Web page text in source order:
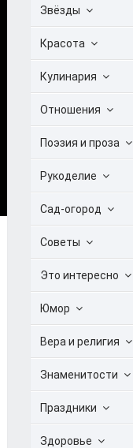
Звёзды
Красота
Кулинария
Отношения
Поэзия и проза
Рукоделие
Сад-огород
Советы
Это интересно
Юмор
Вера и религия
Знаменитости
Праздники
Здоровье